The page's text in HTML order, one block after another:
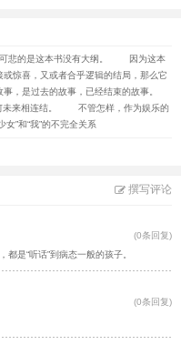
可悲的是这本书没有大纲。 因为这本
喜，又或者合乎逻辑的结局，那么它
是过去的故事，已经结束的故事。
未来相连结。 不管怎样，作为娱乐的
”和“我”的不完全关系
撰写评论
(0条回复)
是“听话”到病态一般的孩子。
(0条回复)